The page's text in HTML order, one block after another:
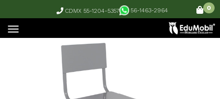
CDMX 55-1204-5357 56-1463-2964 0